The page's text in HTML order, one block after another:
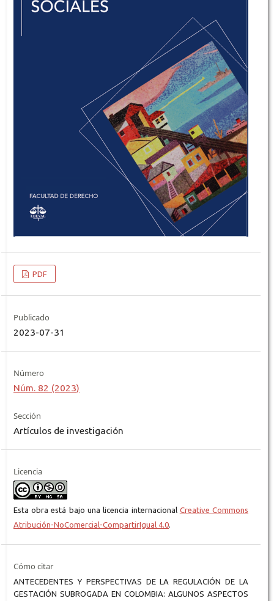
PDF
Publicado
2023-07-31
Número
Núm. 82 (2023)
Sección
Artículos de investigación
Licencia
Esta obra está bajo una licencia internacional Creative Commons
Atribución-NoComercial-CompartirIgual 4.0.
Cómo citar
ANTECEDENTES Y PERSPECTIVAS DE LA REGULACIÓN DE LA
GESTACIÓN SUBROGADA EN COLOMBIA: ALGUNOS ASPECTOS